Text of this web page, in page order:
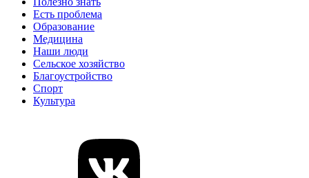
Есть проблема
Образование
Медицина
Наши люди
Сельское хозяйство
Благоустройство
Спорт
Культура